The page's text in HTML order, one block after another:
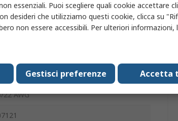
per terminazioni a crimpare
22 AWG
essenziali. Puoi scegliere quali cookie accettare
desideri che utilizziamo questi cookie, clicca su
non essere accessibili. Per ulteriori informazioni,
Accetta
Gestisci preferenze